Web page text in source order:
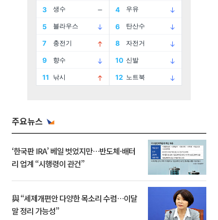
주요뉴스
‘한국판 IRA’ 베일 벗었지만…반도체·배터
리 업계 “시행령이 관건”
與 “세제개편안 다양한 목소리 수렴…이달
말 정리 가능성”